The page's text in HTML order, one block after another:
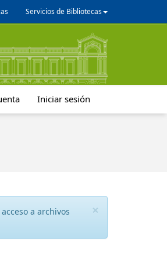
Servicios de Bibliotecas
Iniciar sesión
×
a archivos